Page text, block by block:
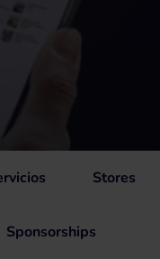
Stores
Sponsorships